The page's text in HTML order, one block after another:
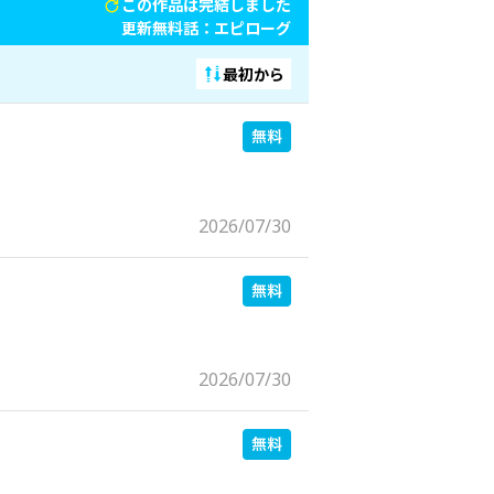
この作品は完結しました
更新無料話： エピローグ
最初から
2026/07/30
2026/07/30